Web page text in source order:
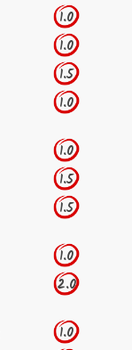
1.0
1.0
1.5
1.0
1.0
1.5
1.5
1.0
2.0
1.0